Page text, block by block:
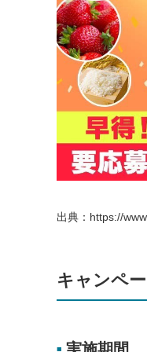
出典：https://
キャンペ
■